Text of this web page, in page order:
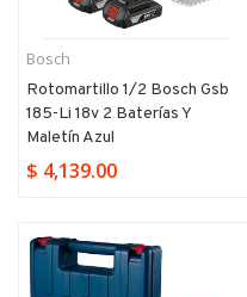
Bosch
Rotomartillo 1/2 Bosch Gsb
185-Li 18v 2 Baterías Y
Maletín Azul
$ 4,139.00